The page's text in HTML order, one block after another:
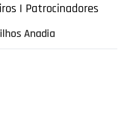
| Patrocinadores
Anadia